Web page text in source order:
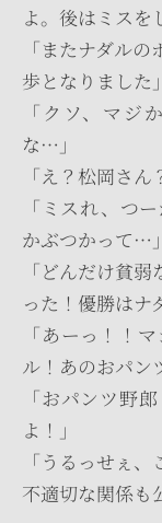
よ。後はミスを
「またナダル
歩となりました」
「クソ、マジ
な…」
「え？松岡さん
「ミスれ、つ
かぶつかって…」
「どんだけ貧
った！優勝はナ
「あーっ！！
ル！あのおパン
「おパンツ野
よ！」
「うるっせぇ
不適切な関係も